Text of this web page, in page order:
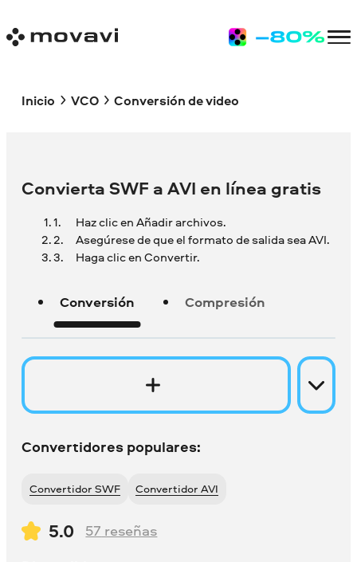
Inicio VCO Conversión de video
Convierta SWF a AVI en línea gratis
Haz clic en Añadir archivos.
Asegúrese de que el formato de salida sea AVI.
Haga clic en Convertir.
Conversión Compresión
Convertidores populares:
Convertidor SWF Convertidor AVI
5.0 57 reseñas